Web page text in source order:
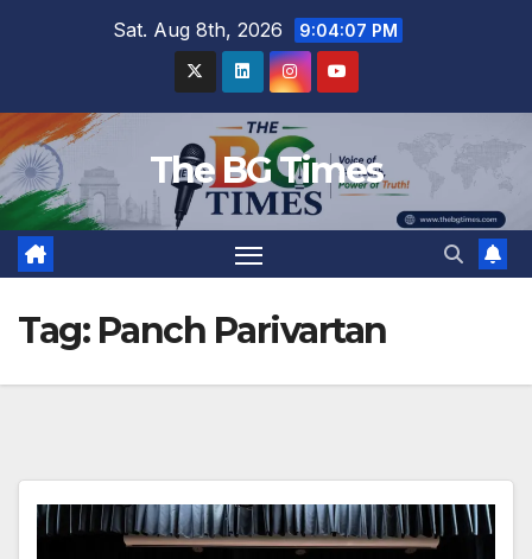
Sat. Aug 8th, 2026 9:04:07 PM
The BG Times
Tag: Panch Parivartan